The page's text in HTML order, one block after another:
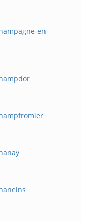
en-